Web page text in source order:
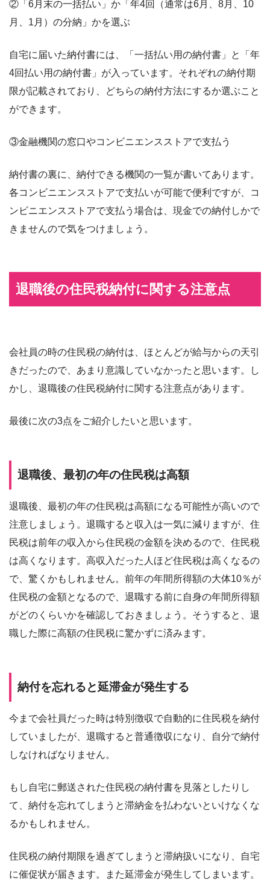
②「6月末の一括払い」か「年4回（通常は6月、8月、10
月、1月）の分納」かを選ぶ
自宅に届いた納付書には、「一括払い用の納付書」と「年
4回払い用の納付書」が入っています。それぞれの納付期
限が記載されており、どちらの納付方法にするか選ぶこと
ができます。
③金融機関の窓口やコンビニエンスストアで支払う
納付書の裏に、納付できる機関の一覧が書いてあります。
各コンビニエンスストアで支払いが可能で便利ですが、コ
ンビニエンスストアで支払う場合は、現金での納付しかで
きませんので気をつけましょう。
退職後の住民税納付に関する注意点
会社員の時の住民税の納付は、ほとんどが給与からの天引
きだったので、あまり意識していなかったと思います。し
かし、退職後の住民税納付に関する注意点があります。
最後に次の3点をご紹介したいと思います。
退職後、最初の年の住民税は高額
退職後、最初の年の住民税は高額になる可能性が高いので
注意しましょう。退職すると収入は一気に減りますが、住
民税は前年の収入から住民税の金額を決めるので、住民税
は高くなります。高収入だった人ほど住民税は高くなるの
で、驚くかもしれません。前年の年間所得額の大体10％が
住民税の金額となるので、退職する前に自身の年間所得額
がどのくらいかを確認しておきましょう。そうすると、退
職した際に高額の住民税に驚かずに済みます。
納付を忘れると延滞金が発生する
今まで会社員だった時は特別徴収で自動的に住民税を納付
していましたが、退職すると普通徴収になり、自分で納付
しなければなりません。
もし自宅に郵送された住民税の納付書を見落としたりし
て、納付を忘れてしまうと滞納金を払わないといけなくな
るかもしれません。
住民税の納付期限を過ぎてしまうと滞納扱いになり、自宅
に催促状が届きます。また延滞金が発生してしまいます。